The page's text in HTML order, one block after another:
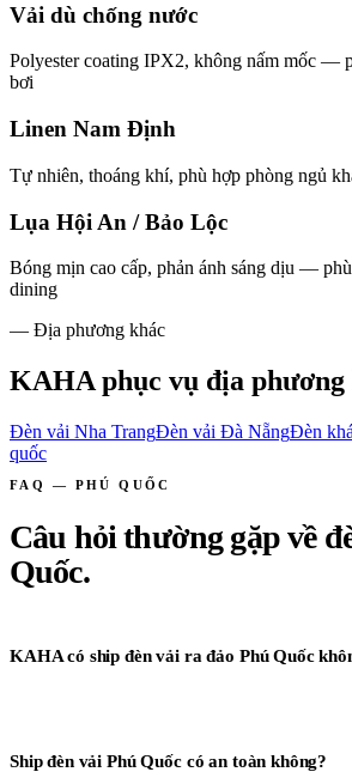
Vải dù chống nước
Polyester coating IPX2, không nấm mốc —
bơi
Linen Nam Định
Tự nhiên, thoáng khí, phù hợp phòng ngủ
Lụa Hội An / Bảo Lộc
Bóng mịn cao cấp, phản ánh sáng dịu —
dining
— Địa phương khác
KAHA phục vụ địa phương
Đèn vải Nha TrangĐèn vải Đà NẵngĐèn
quốc
FAQ — PHÚ QUỐC
Câu hỏi thường gặp về
Quốc.
KAHA có ship đèn vải ra đảo Phú Quốc
Ship đèn vải Phú Quốc có an toàn không?